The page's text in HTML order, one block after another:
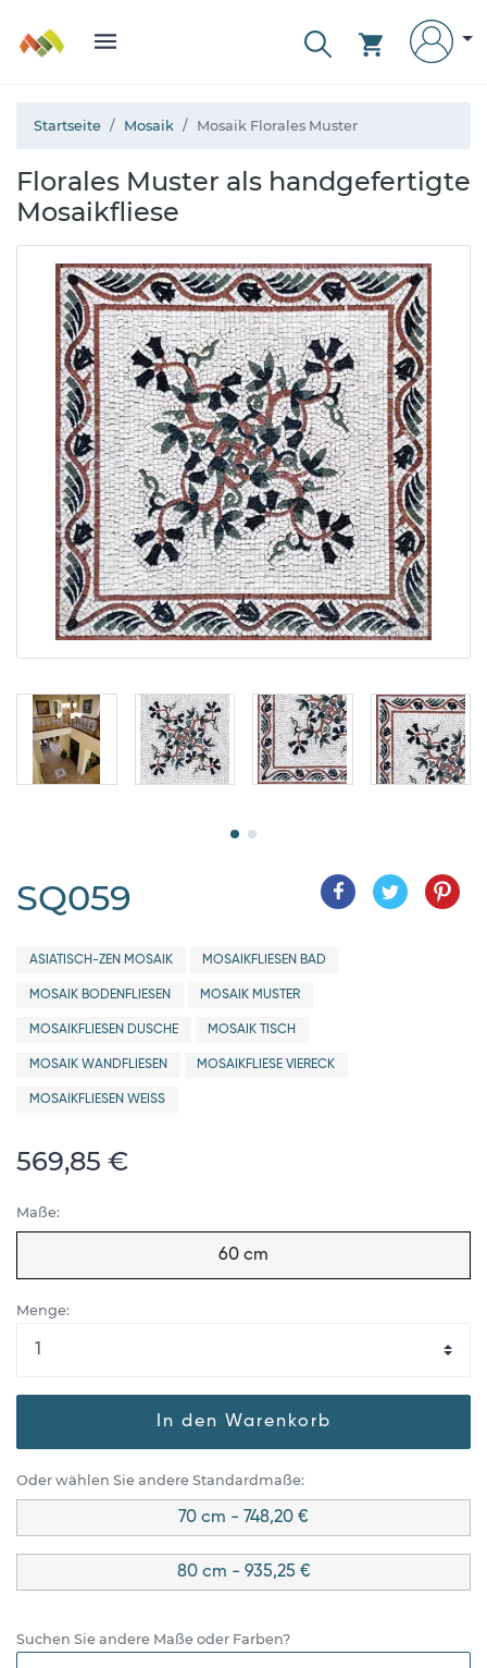
Startseite Mosaik Mosaik Florales Muster
Florales Muster als handgefertigte
Mosaikfliese
SQ059
ASIATISCH-ZEN MOSAIK MOSAIKFLIESEN BAD
MOSAIK BODENFLIESEN MOSAIK MUSTER
MOSAIKFLIESEN DUSCHE MOSAIK TISCH
MOSAIK WANDFLIESEN MOSAIKFLIESE VIERECK
MOSAIKFLIESEN WEISS
569,85 €
Maße:
60 cm
Menge:
In den Warenkorb
Oder wählen Sie andere Standardmaße:
70 cm - 748,20 €
80 cm - 935,25 €
Suchen Sie andere Maße oder Farben?